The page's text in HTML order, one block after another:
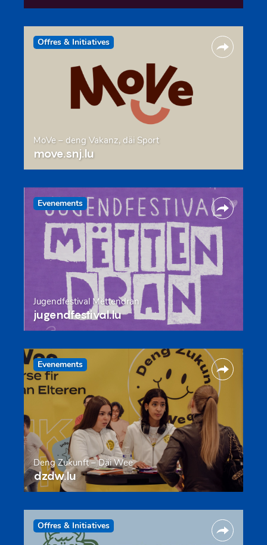
Offres & Initiatives
MoVe – deng Vakanz, däi Sport
move.snj.lu
Evenements
Jugendfestival Mëttendran
jugendfestival.lu
Evenements
Deng Zukunft – Däi Wee
dzdw.lu
Offres & Initiatives